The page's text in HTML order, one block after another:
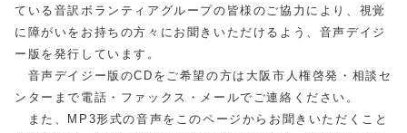
ている音訳ボランティアグループの皆様のご協力により、視覚
に障がいをお持ちの方々にお聞きいただけるよう、音声デイジ
ー版を発行しています。
音声デイジー版のCDをご希望の方は大阪市人権啓発・相談セ
ンターまで電話・ファックス・メールでご連絡ください。
また、MP3形式の音声をこのページからお聞きいただくこと